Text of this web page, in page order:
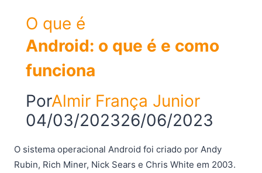
O que é
Android: o que é e como
funciona
PorAlmir França Junior
04/03/202326/06/2023
O sistema operacional Android foi criado por Andy
Rubin, Rich Miner, Nick Sears e Chris White em 2003.